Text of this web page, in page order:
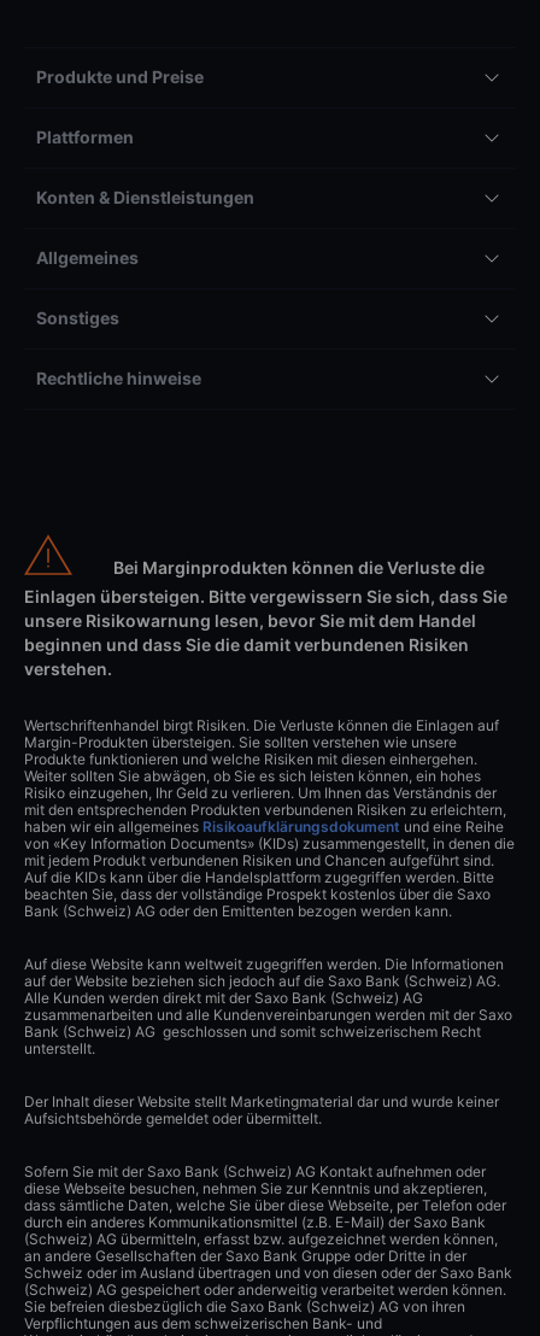
Produkte und Preise
Plattformen
Konten & Dienstleistungen
Allgemeines
Sonstiges
Rechtliche hinweise
Bei Marginprodukten können die Verluste die
Einlagen übersteigen. Bitte vergewissern Sie sich, dass Sie
unsere Risikowarnung lesen, bevor Sie mit dem Handel
beginnen und dass Sie die damit verbundenen Risiken
verstehen.
Wertschriftenhandel birgt Risiken. Die Verluste können die Einlagen auf
Margin-Produkten übersteigen. Sie sollten verstehen wie unsere
Produkte funktionieren und welche Risiken mit diesen einhergehen.
Weiter sollten Sie abwägen, ob Sie es sich leisten können, ein hohes
Risiko einzugehen, Ihr Geld zu verlieren. Um Ihnen das Verständnis der
mit den entsprechenden Produkten verbundenen Risiken zu erleichtern,
haben wir ein allgemeines Risikoaufklärungsdokument und eine Reihe
von «Key Information Documents» (KIDs) zusammengestellt, in denen die
mit jedem Produkt verbundenen Risiken und Chancen aufgeführt sind.
Auf die KIDs kann über die Handelsplattform zugegriffen werden. Bitte
beachten Sie, dass der vollständige Prospekt kostenlos über die Saxo
Bank (Schweiz) AG oder den Emittenten bezogen werden kann.
Auf diese Website kann weltweit zugegriffen werden. Die Informationen
auf der Website beziehen sich jedoch auf die Saxo Bank (Schweiz) AG.
Alle Kunden werden direkt mit der Saxo Bank (Schweiz) AG
zusammenarbeiten und alle Kundenvereinbarungen werden mit der Saxo
Bank (Schweiz) AG geschlossen und somit schweizerischem Recht
unterstellt.
Der Inhalt dieser Website stellt Marketingmaterial dar und wurde keiner
Aufsichtsbehörde gemeldet oder übermittelt.
Sofern Sie mit der Saxo Bank (Schweiz) AG Kontakt aufnehmen oder
diese Webseite besuchen, nehmen Sie zur Kenntnis und akzeptieren,
dass sämtliche Daten, welche Sie über diese Webseite, per Telefon oder
durch ein anderes Kommunikationsmittel (z.B. E-Mail) der Saxo Bank
(Schweiz) AG übermitteln, erfasst bzw. aufgezeichnet werden können,
an andere Gesellschaften der Saxo Bank Gruppe oder Dritte in der
Schweiz oder im Ausland übertragen und von diesen oder der Saxo Bank
(Schweiz) AG gespeichert oder anderweitig verarbeitet werden können.
Sie befreien diesbezüglich die Saxo Bank (Schweiz) AG von ihren
Verpflichtungen aus dem schweizerischen Bank- und